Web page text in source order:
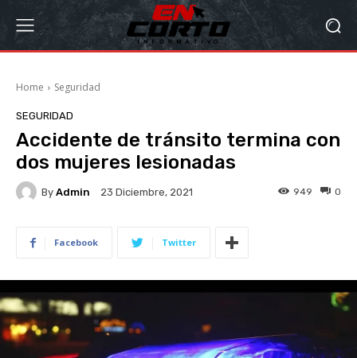
Home Seguridad
SEGURIDAD
Accidente de tránsito termina con
dos mujeres lesionadas
By Admin 23 Diciembre, 2021 0
949
Facebook Twitter